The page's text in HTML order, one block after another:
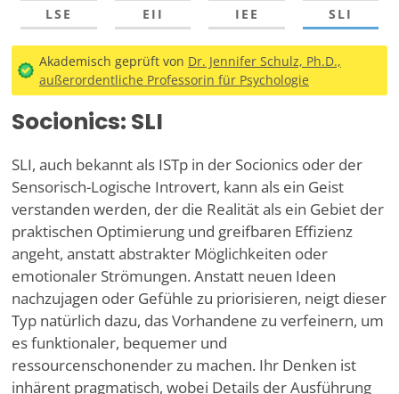
LSE
EII IEE SLI
Akademisch geprüft von Dr. Jennifer Schulz, Ph.D.,
außerordentliche Professorin für Psychologie
Socionics: SLI
SLI, auch bekannt als ISTp in der Socionics oder der
Sensorisch-Logische Introvert, kann als ein Geist
verstanden werden, der die Realität als ein Gebiet der
praktischen Optimierung und greifbaren Effizienz
angeht, anstatt abstrakter Möglichkeiten oder
emotionaler Strömungen. Anstatt neuen Ideen
nachzujagen oder Gefühle zu priorisieren, neigt dieser
Typ natürlich dazu, das Vorhandene zu verfeinern, um
es funktionaler, bequemer und
ressourcenschonender zu machen. Ihr Denken ist
inhärent pragmatisch, wobei Details der Ausführung